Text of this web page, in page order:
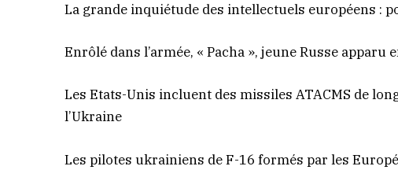
La grande inquiétude des intellectuels européens :
Enrôlé dans l’armée, « Pacha », jeune Russe
Les Etats-Unis incluent des missiles ATACMS de
l’Ukraine
Les pilotes ukrainiens de F-16 formés par les